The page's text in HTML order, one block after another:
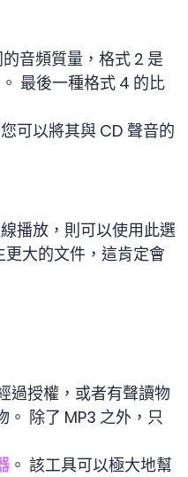
音頻質量，格式 2 是
最後一種格式 4 的比
可以將其與 CD 聲音的
播放，則可以使用此選
大的文件，這肯定會
過授權，或者有聲讀物
除了 MP3 之外，只
。 該工具可以極大地幫